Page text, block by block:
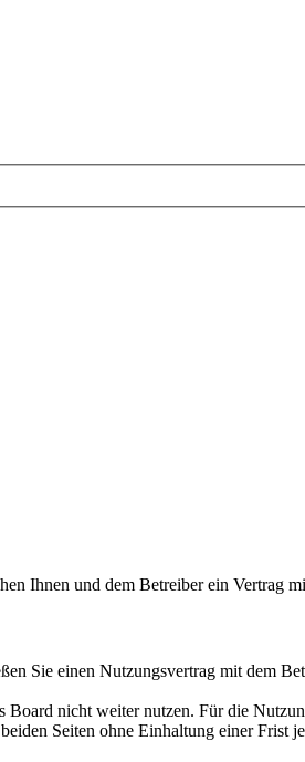
Ihnen und dem Betreiber ein Vertrag
Sie einen Nutzungsvertrag mit dem
nicht weiter nutzen. Für die
Seiten ohne Einhaltung einer Frist